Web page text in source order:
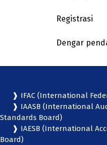
Dengar
❱ IFAC (International
❱ IAASB (International
Standards Board)
❱ IAESB (International
Board)